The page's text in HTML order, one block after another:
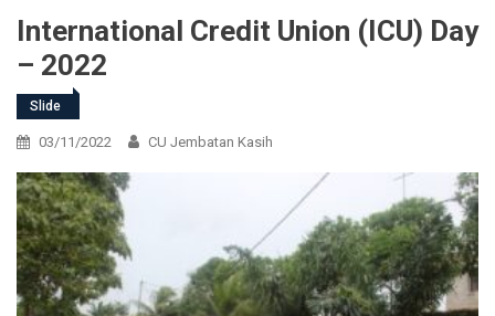
International Credit Union (ICU) Day
– 2022
Slide
03/11/2022 CU Jembatan Kasih